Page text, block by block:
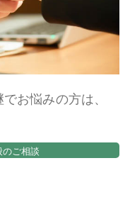
お悩みの方は、
ご相談